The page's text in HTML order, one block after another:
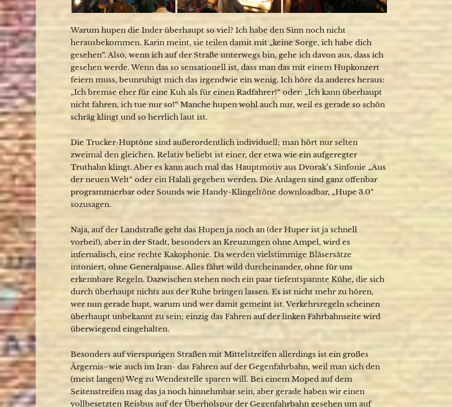
Warum hupen die Inder überhaupt so viel? Ich habe den Sinn noch nicht
herausbekommen. Karin meint, sie teilen damit mit „keine Sorge, ich habe dich
gesehen“. Also, wenn ich auf der Straße unterwegs bin, gehe ich davon aus, dass ich
gesehen werde. Wenn das so sensationell ist, dass man das mit einem Hupkonzert
feiern muss, beunruhigt mich das irgendwie ein wenig. Ich höre da anderes heraus:
„Ich bremse eher für eine Kuh als für einen Radfahrer!“ oder: „Ich kann überhaupt
nicht fahren, ich tue nur so!“ Manche hupen wohl auch nur, weil es gerade so schön
schräg klingt und so herrlich laut ist.
Die Trucker-Huptöne sind außerordentlich individuell; man hört nur selten
zweimal den gleichen. Relativ beliebt ist einer, der etwa wie ein aufgeregter
Truthahn klingt. Aber es kann auch mal das Hauptmotiv aus Dvorak’s Sinfonie „Aus
der neuen Welt“ oder ein Halali gegeben werden. Die Anlagen sind ganz offenbar
programmierbar oder Sounds wie Handy-Klingeltöne downloadbar, „Hupe 3.0“
sozusagen.
Naja, auf der Landstraße geht das Hupen ja noch an (der Huper ist ja schnell
vorbei!), aber in der Stadt, besonders an Kreuzungen ohne Ampel, wird es
infernalisch, eine rechte Kakophonie. Da werden vielstimmige Bläsersätze
intoniert, ohne Generalpause. Alles fährt wild durcheinander, ohne für uns
erkennbare Regeln. Dazwischen stehen noch ein paar tiefentspannte Kühe, die sich
durch überhaupt nichts aus der Ruhe bringen lassen. Es ist nicht mehr zu hören,
wer nun gerade hupt, warum und wer damit gemeint ist. Verkehrsregeln scheinen
überhaupt unbekannt zu sein; einzig das Fahren auf der linken Fahrbahnseite wird
überwiegend eingehalten.
Besonders auf vierspurigen Straßen mit Mittelstreifen allerdings ist ein großes
Ärgernis–wie auch im Iran- das Fahren auf der Gegenfahrbahn, weil man sich den
(meist langen) Weg zu Wendestelle sparen will. Bei einem Moped auf dem
Seitenstreifen mag das ja noch hinnehmbar sein, aber gerade haben wir einen
vollbesetzten Reisbus auf der Überholspur der Gegenfahrbahn gesehen um auf